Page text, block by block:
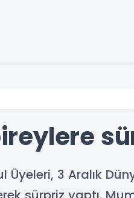
Üyeleri, 3 Aralık